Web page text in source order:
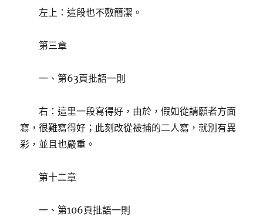
左上：這段也不敷簡潔。
第三章
一、第63頁批語一則
右：這里一段寫得好，由於，假如從請願者方面
寫，很難寫得好；此刻改從被捕的二人寫，就別有異
彩，並且也嚴重。
第十二章
一、第106頁批語一則